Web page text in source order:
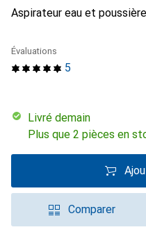
Aspirateur eau et poussière
5
Évaluations
Livré demain
Plus que 2 pièces en
Comparer